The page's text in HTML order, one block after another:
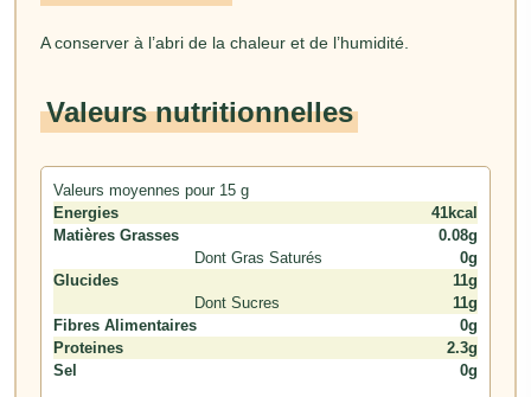
A conserver à l’abri de la chaleur et de l’humidité.
Valeurs nutritionnelles
Valeurs moyennes pour 15 g
Energies
41kcal
Matières Grasses
0.08g
Dont Gras Saturés
0g
Glucides
11g
Dont Sucres
11g
Fibres Alimentaires
0g
Proteines
2.3g
Sel
0g